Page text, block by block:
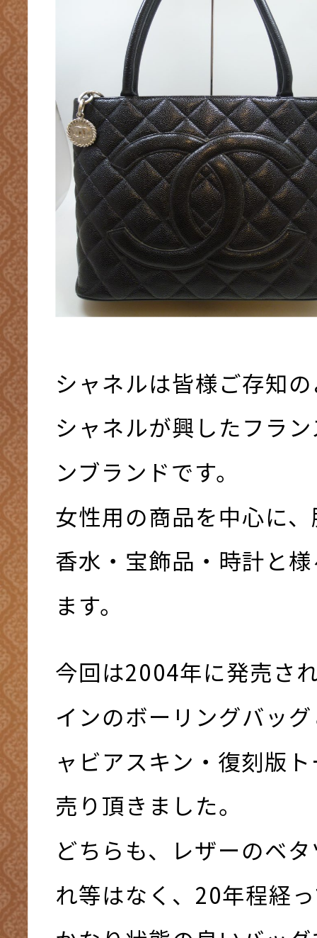
シャネルは皆様ご存知
シャネルが興したフラ
ンブランドです。
女性用の商品を中心に
香水・宝飾品・時計と
ます。
今回は2004年に発売さ
インのボーリングバッ
ャビアスキン・復刻版
売り頂きました。
どちらも、レザーのベ
れ等はなく、20年程経